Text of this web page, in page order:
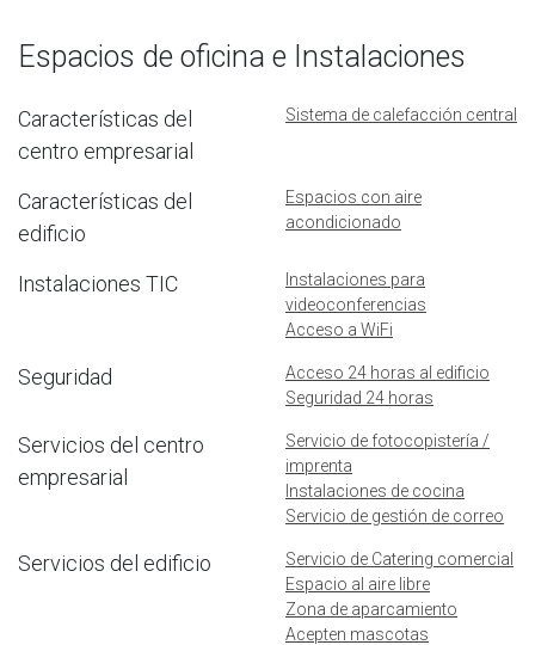
Espacios de oficina e Instalaciones
Características del
centro empresarial
Sistema de calefacción central
Características del
edificio
Espacios con aire
acondicionado
Instalaciones TIC
Instalaciones para
videoconferencias
Acceso a WiFi
Seguridad
Acceso 24 horas al edificio
Seguridad 24 horas
Servicios del centro
empresarial
Servicio de fotocopistería /
imprenta
Instalaciones de cocina
Servicio de gestión de correo
Servicios del edificio
Servicio de Catering comercial
Espacio al aire libre
Zona de aparcamiento
Acepten mascotas